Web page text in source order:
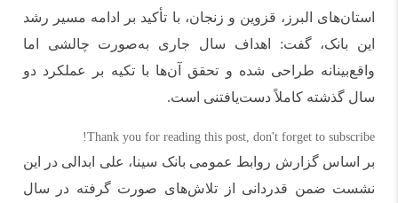
استان‌های البرز، قزوین و زنجان، با تأکید بر ادامه مسیر رشد
این بانک، گفت: اهداف سال جاری به‌صورت چالشی اما
واقع‌بینانه طراحی شده و تحقق آن‌ها با تکیه بر عملکرد دو
سال گذشته کاملاً دست‌یافتنی است.
Thank you for reading this post, don't forget to subscribe!
بر اساس گزارش روابط عمومی بانک سینا، علی ابدالی در این
نشست ضمن قدردانی از تلاش‌های صورت گرفته در سال